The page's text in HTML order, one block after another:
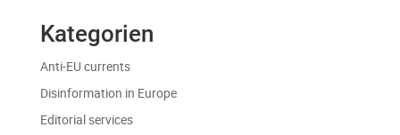
Kategorien
Anti-EU currents
Disinformation in Europe
Editorial services